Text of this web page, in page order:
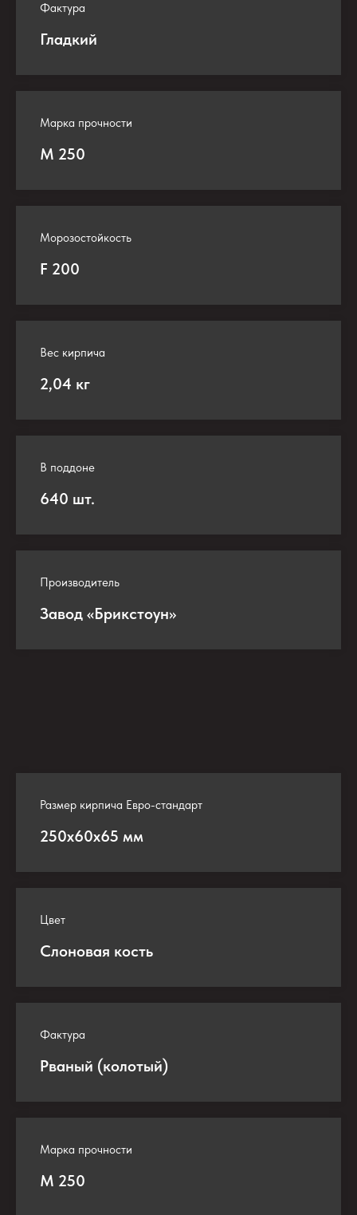
Фактура
Гладкий
Марка прочности
М 250
Морозостойкость
F 200
Вес кирпича
2,04 кг
В поддоне
640 шт.
Производитель
Завод «Брикстоун»
Размер кирпича Евро-стандарт
250х60х65 мм
Цвет
Слоновая кость
Фактура
Рваный (колотый)
Марка прочности
М 250